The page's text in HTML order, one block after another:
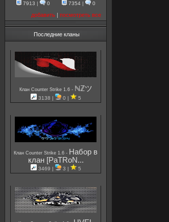
7913 | 0
7354| 0
добавить | посмотреть все
Последние кланы
Клан Counter Strike 1.6 - ℕℤツ
3138 | 0 | 5
Клан Counter Strike 1.6 - Набор в
клан [PaTRoN...
3469 | 3 | 5